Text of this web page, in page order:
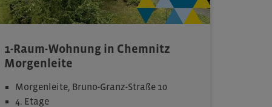
1-Raum-Wohnung in Chemnitz
Morgenleite
Morgenleite, Bruno-Granz-Straße 10
4. Etage